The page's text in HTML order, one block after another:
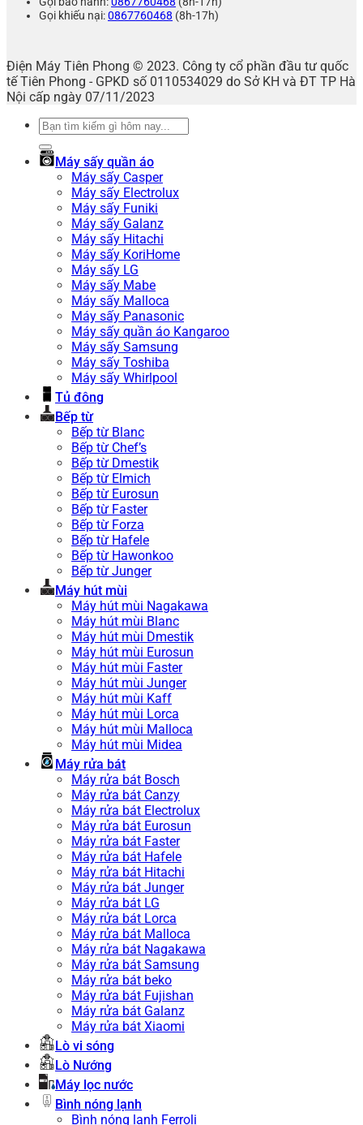
Gọi khiếu nại:0867760468 (8h-17h)
Điện Máy Tiên Phong © 2023. Công ty cổ phần đầu tư quốc
tế Tiên Phong - GPKD số 0110534029 do Sở KH và ĐT TP Hà
Nội cấp ngày 07/11/2023
Tìm
Máy sấy quần áo
Máy sấy Casper
Máy sấy Electrolux
Máy sấy Funiki
Máy sấy Galanz
Máy sấy Hitachi
Máy sấy KoriHome
Máy sấy LG
Máy sấy Mabe
Máy sấy Malloca
Máy sấy Panasonic
Máy sấy quần áo Kangaroo
Máy sấy Samsung
Máy sấy Toshiba
Máy sấy Whirlpool
Tủ đông
Bếp từ
Bếp từ Blanc
Bếp từ Chef’s
Bếp từ Dmestik
Bếp từ Elmich
Bếp từ Eurosun
Bếp từ Faster
Bếp từ Forza
Bếp từ Hafele
Bếp từ Hawonkoo
Bếp từ Junger
Máy hút mùi
Máy hút mùi Nagakawa
Máy hút mùi Blanc
Máy hút mùi Dmestik
Máy hút mùi Eurosun
Máy hút mùi Faster
Máy hút mùi Junger
Máy hút mùi Kaff
Máy hút mùi Lorca
Máy hút mùi Malloca
Máy hút mùi Midea
Máy rửa bát
Máy rửa bát Bosch
Máy rửa bát Canzy
Máy rửa bát Electrolux
Máy rửa bát Eurosun
Máy rửa bát Faster
Máy rửa bát Hafele
Máy rửa bát Hitachi
Máy rửa bát Junger
Máy rửa bát LG
Máy rửa bát Lorca
Máy rửa bát Malloca
Máy rửa bát Nagakawa
Máy rửa bát Samsung
Máy rửa bát beko
Máy rửa bát Fujishan
Máy rửa bát Galanz
Máy rửa bát Xiaomi
Lò vi sóng
Lò Nướng
Máy lọc nước
Bình nóng lạnh
Bình nóng lạnh Ferroli